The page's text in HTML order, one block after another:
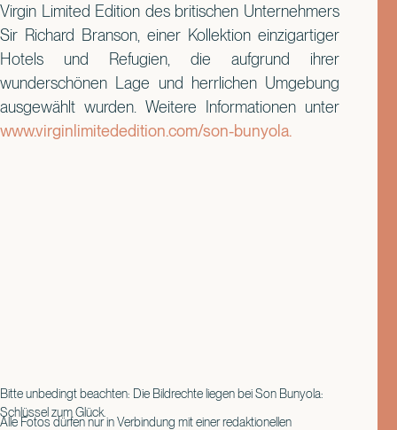
Virgin Limited Edition des britischen Unternehmers
Sir Richard Branson, einer Kollektion einzigartiger
Hotels und Refugien, die aufgrund ihrer
wunderschönen Lage und herrlichen Umgebung
ausgewählt wurden. Weitere Informationen unter
www.virginlimitededition.com/son-bunyola.
Bitte unbedingt beachten: Die Bildrechte liegen bei Son Bunyola:
Schlüssel zum Glück.
Alle Fotos dürfen nur in Verbindung mit einer redaktionellen